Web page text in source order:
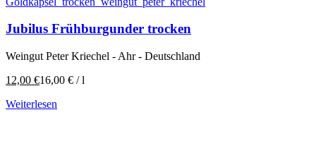
Jubilus Frühburgunder trocken
Weingut Peter Kriechel - Ahr - Deutschland
12,00 €16,00 € /l
Weiterlesen